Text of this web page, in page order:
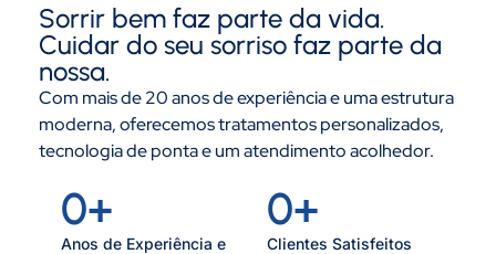
Sorrir bem faz parte da vida.
Cuidar do seu sorriso faz parte da
nossa.
Com mais de 20 anos de experiência e uma estrutura
moderna, oferecemos tratamentos personalizados,
tecnologia de ponta e um atendimento acolhedor.
Anos de Experiência e
0+
Clientes Satisfeitos
0+